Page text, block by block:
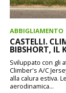
ABBIGLIAMENTO
CASTELLI.
BIBSHORT, IL
Sviluppato con gli
Climber's A/C
alla calura estiva.
aerodinamica...